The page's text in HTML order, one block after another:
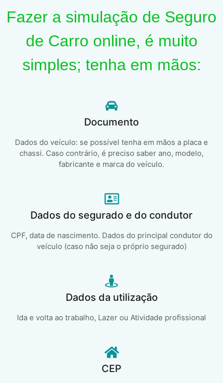
Fazer a simulação de Seguro
de Carro online, é muito
simples; tenha em mãos:
Documento
Dados do veículo: se possível tenha em mãos a placa e
chassi. Caso contrário, é preciso saber ano, modelo,
fabricante e marca do veículo.
Dados do segurado e do condutor
CPF, data de nascimento. Dados do principal condutor do
veículo (caso não seja o próprio segurado)
Dados da utilização
Ida e volta ao trabalho, Lazer ou Atividade profissional
CEP